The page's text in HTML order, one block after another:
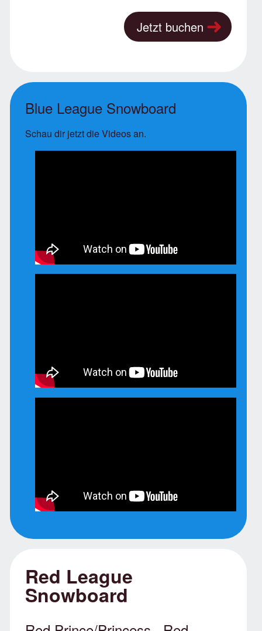
Jetzt buchen
Blue League Snowboard
Schau dir jetzt die Videos an.
Red League
Snowboard